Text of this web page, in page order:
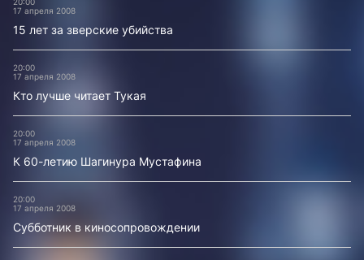
17 апреля 2008
15 лет за зверские убийства
20:00
17 апреля 2008
Кто лучше читает Тукая
20:00
17 апреля 2008
К 60-летию Шагинура Мустафина
20:00
17 апреля 2008
Субботник в киносопровождении